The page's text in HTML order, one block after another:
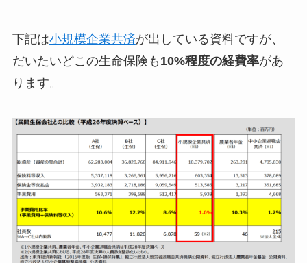
下記は小規模企業共済が出している資料ですが、
だいたいどこの生命保険も 10%程度の経費率があ
ります。